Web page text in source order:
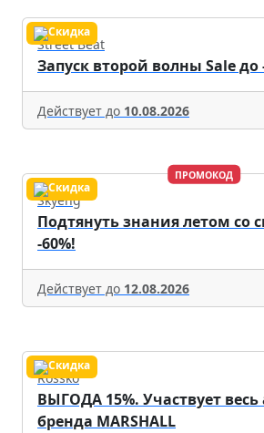
Street Beat
Запуск второй волны Sale до
Действует до 10.08.2026
ПРОМОКОД
Skyeng
Подтянуть знания летом со
-60%!
Действует до 12.08.2026
Rossko
ВЫГОДА 15%. Участвует
бренда MARSHALL